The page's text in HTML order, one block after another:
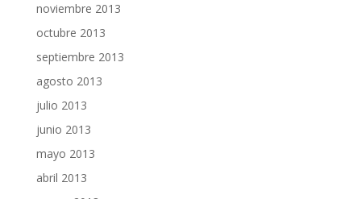
noviembre 2013
octubre 2013
septiembre 2013
agosto 2013
julio 2013
junio 2013
mayo 2013
abril 2013